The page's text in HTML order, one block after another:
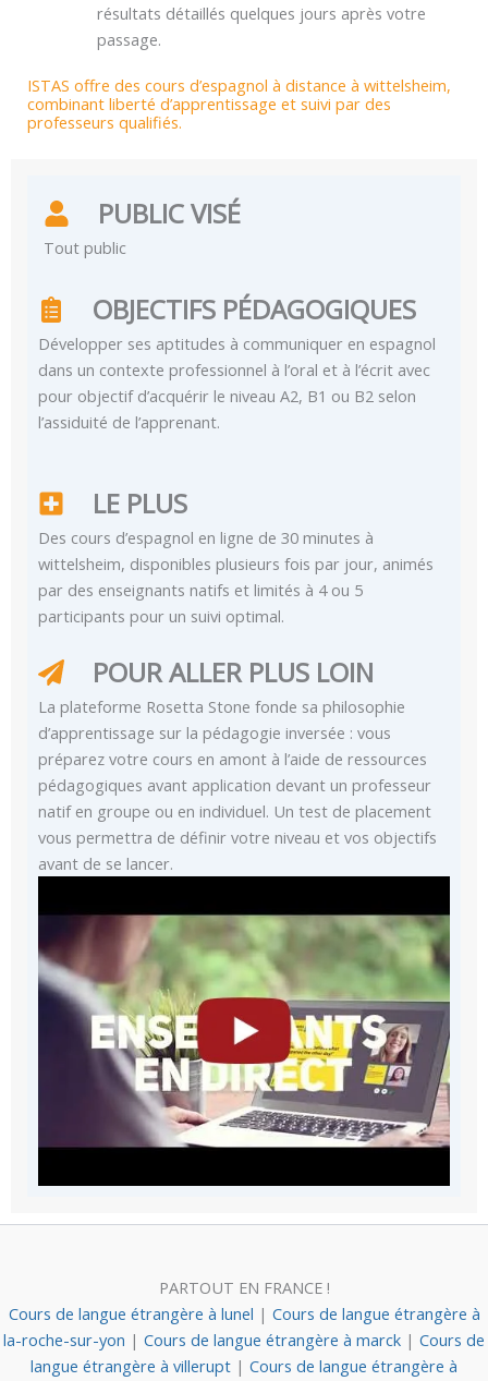
résultats détaillés quelques jours après votre
passage.
ISTAS offre des cours d’espagnol à distance à wittelsheim,
combinant liberté d’apprentissage et suivi par des
professeurs qualifiés.
PUBLIC VISÉ
Tout public
OBJECTIFS PÉDAGOGIQUES
Développer ses aptitudes à communiquer en espagnol
dans un contexte professionnel à l’oral et à l’écrit avec
pour objectif d’acquérir le niveau A2, B1 ou B2 selon
l’assiduité de l’apprenant.
LE PLUS
Des cours d’espagnol en ligne de 30 minutes à
wittelsheim, disponibles plusieurs fois par jour, animés
par des enseignants natifs et limités à 4 ou 5
participants pour un suivi optimal.
POUR ALLER PLUS LOIN
La plateforme Rosetta Stone fonde sa philosophie
d’apprentissage sur la pédagogie inversée : vous
préparez votre cours en amont à l’aide de ressources
pédagogiques avant application devant un professeur
natif en groupe ou en individuel. Un test de placement
vous permettra de définir votre niveau et vos objectifs
avant de se lancer.
PARTOUT EN FRANCE !
Cours de langue étrangère à lunel | Cours de langue étrangère à
la-roche-sur-yon | Cours de langue étrangère à marck | Cours de
langue étrangère à villerupt | Cours de langue étrangère à